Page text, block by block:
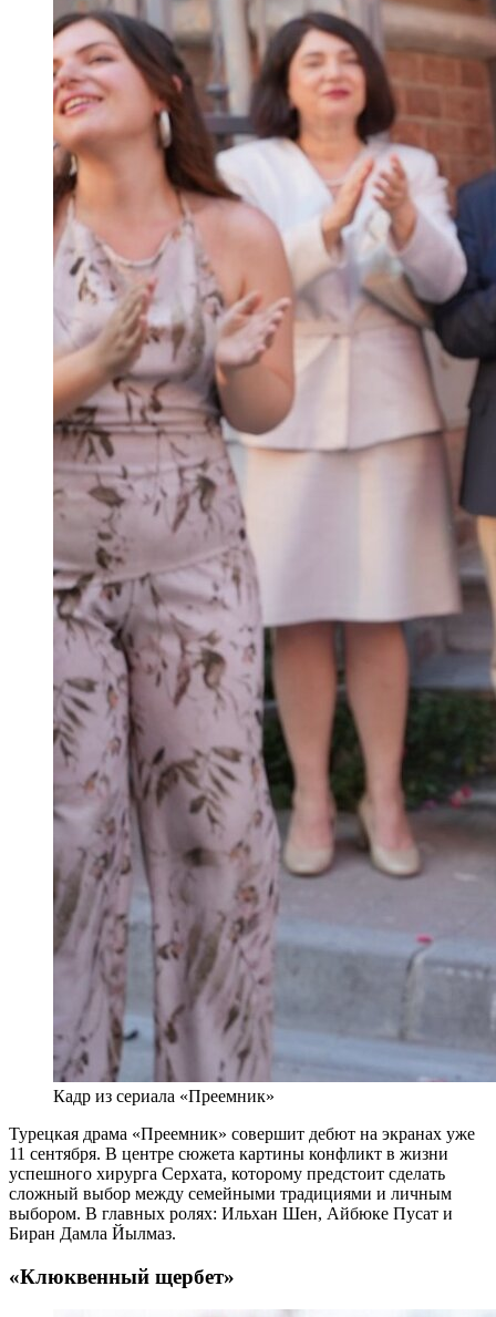
Кадр из сериала «Преемник»
Турецкая драма «Преемник» совершит дебют на экранах уже
11 сентября. В центре сюжета картины конфликт в жизни
успешного хирурга Серхата, которому предстоит сделать
сложный выбор между семейными традициями и личным
выбором. В главных ролях: Ильхан Шен, Айбюке Пусат и
Биран Дамла Йылмаз.
«Клюквенный щербет»